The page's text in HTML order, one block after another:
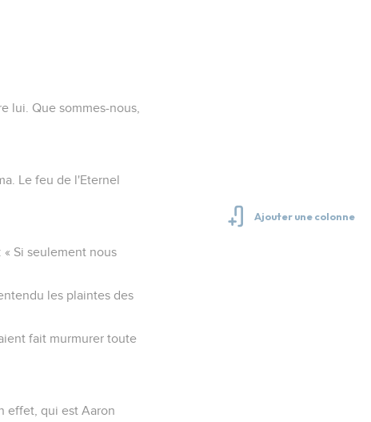
lui. Que sommes-nous,
Le feu de l'Eternel
Si seulement nous
les plaintes des
fait murmurer toute
effet, qui est Aaron